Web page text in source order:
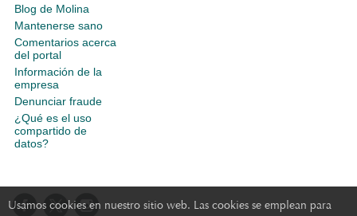
Usamos cookies en nuestro sitio web. Las cookies se emplean para
Blog de Molina
Mantenerse sano
Comentarios acerca
del portal
Información de la
empresa
Denunciar fraude
¿Qué es el uso
compartido de
datos?